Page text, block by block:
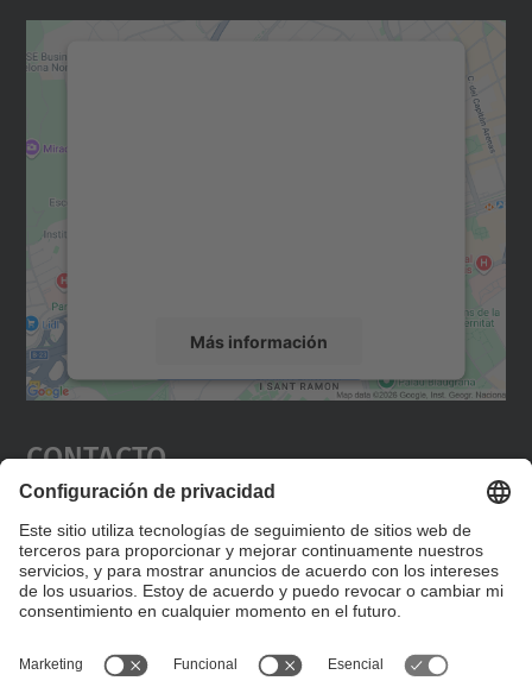
Más información
Aceptar
powered by
Contacto
Editad en la página "Contacto personalizado", que
encontraréis en la raíz de español, vuestros datos
personalizados de contacto.
Formulario de contacto